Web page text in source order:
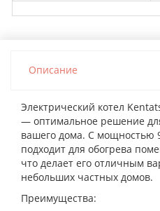
Описание
Электрический котел
— оптимальное решение
вашего дома. С мощностью
подходит для обогрева
что делает его отличным
небольших частных домов.
Преимущества: